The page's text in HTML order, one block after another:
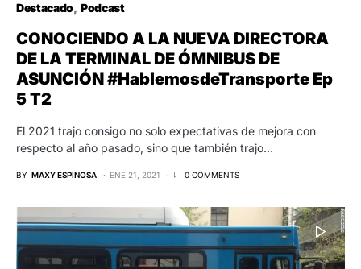
Destacado Podcast
CONOCIENDO A LA NUEVA DIRECTORA
DE LA TERMINAL DE ÓMNIBUS DE
ASUNCIÓN #HablemosdeTransporte Ep
5 T2
El 2021 trajo consigo no solo expectativas de mejora con
respecto al año pasado, sino que también trajo…
BY MAXY ESPINOSA ENE 21, 2021 0 COMMENTS